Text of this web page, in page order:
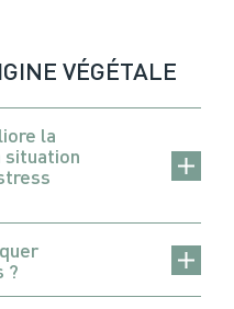
VÉGÉTALE
la
situation
?